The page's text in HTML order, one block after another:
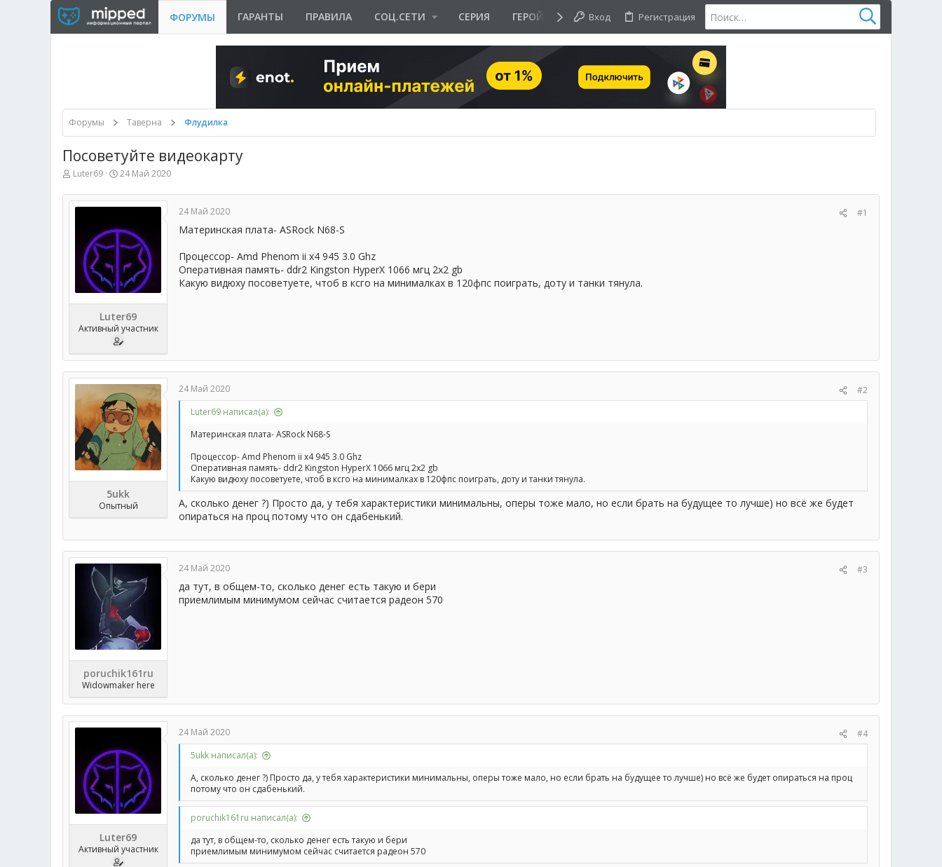
ФОРУМЫ ГАРАНТЫ ПРАВИЛА СОЦ.СЕТИ СЕРИЯ ГЕРОЙ ДНЯ Вход Регистрация
Форумы Таверна Флудилка
Посоветуйте видеокарту
А
т
о
Luter69
Д
т
а
а
а
л
а
24 Май 2020
Luter69
Активный участник
24 Май 2020 #1
Материнская плата- ASRock N68-S
Процессор- Amd Phenom ii x4 945 3.0 Ghz
Оперативная память- ddr2 Kingston HyperX 1066 мгц 2x2 gb
Какую видюху посоветуете, чтоб в ксго на минималках в 120фпс поиграть, доту и танки тянула.
5ukk
Опытный
24 Май 2020
#2
Luter69 написал(а):
Материнская плата- ASRock N68-S
Процессор- Amd Phenom ii x4 945 3.0 Ghz
Оперативная память- ddr2 Kingston HyperX 1066 мгц 2x2 gb
Какую видюху посоветуете, чтоб в ксго на минималках в 120фпс поиграть, доту и танки тянула.
А, сколько денег ?) Просто да, у тебя характеристики минимальны, оперы тоже мало, но если брать на будущее то лучше) но всё же будет
опираться на проц потому что он сдабенький.
poruchik161ru
Widowmaker here
24 Май 2020 #3
да тут, в общем-то, сколько денег есть такую и бери
приемлимым минимумом сейчас считается радеон 570
Luter69
Активный участник
24 Май 2020
#4
5ukk написал(а):
А, сколько денег ?) Просто да, у тебя характеристики минимальны, оперы тоже мало, но если брать на будущее то лучше) но всё же будет опираться на проц
потому что он сдабенький.
poruchik161ru написал(а):
да тут, в общем-то, сколько денег есть такую и бери
приемлимым минимумом сейчас считается радеон 570